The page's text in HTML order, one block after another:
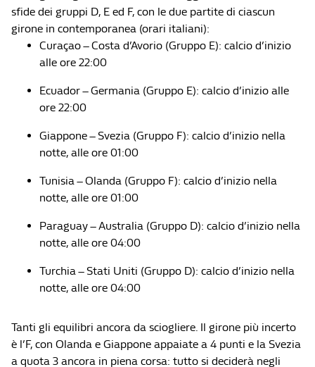
sfide dei gruppi D, E ed F, con le due partite di ciascun
girone in contemporanea (orari italiani):
Curaçao – Costa d’Avorio (Gruppo E): calcio d’inizio
alle ore 22:00
Ecuador – Germania (Gruppo E): calcio d’inizio alle
ore 22:00
Giappone – Svezia (Gruppo F): calcio d’inizio nella
notte, alle ore 01:00
Tunisia – Olanda (Gruppo F): calcio d’inizio nella
notte, alle ore 01:00
Paraguay – Australia (Gruppo D): calcio d’inizio nella
notte, alle ore 04:00
Turchia – Stati Uniti (Gruppo D): calcio d’inizio nella
notte, alle ore 04:00
Tanti gli equilibri ancora da sciogliere. Il girone più incerto
è l’F, con Olanda e Giappone appaiate a 4 punti e la Svezia
a quota 3 ancora in piena corsa: tutto si deciderà negli